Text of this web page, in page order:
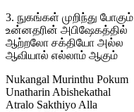
3. நுகங்கள் முறிந்து போகும்
உன்னதரின் அபிஷேகத்தில்
ஆற்றலோ சக்தியோ அல்ல
ஆவியால் எல்லாம் ஆகும்
Nukangal Murinthu Pokum
Unatharin Abishekathal
Atralo Sakthiyo Alla